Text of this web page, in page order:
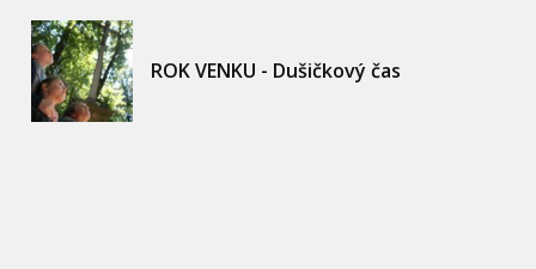
ROK VENKU - Dušičkový čas